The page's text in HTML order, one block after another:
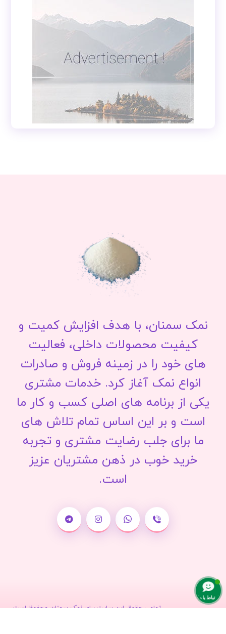
نمک سمنان، با هدف افزایش کمیت و
کیفیت محصولات داخلی، فعالیت
های خود را در زمینه فروش و صادرات
انواع نمک آغاز کرد. خدمات مشتری
یکی از برنامه های اصلی کسب و کار ما
است و بر این اساس تمام تلاش های
ما برای جلب رضایت مشتری و تجربه
خرید خوب در ذهن مشتریان عزیز
است.
تمامی حقوق این سایت برای نمک سمنان محفوظ است.
ارتباط با ما